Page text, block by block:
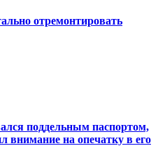
отремонтировать
поддельным паспортом,
внимание на опечатку в его